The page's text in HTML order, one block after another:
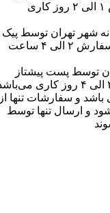
می گردد و زمان تحویل سفارش ۱ الی ۲ روز کاری
داخل مناطق ۲۲ گانه شهر تهران توسط پیک
ارسال می گردد و زمان تحویل سفارش ۲ الی ۴ ساعت
توسط پست پیشتاز
و سفارشات تنها
و ارسال تنها توسط